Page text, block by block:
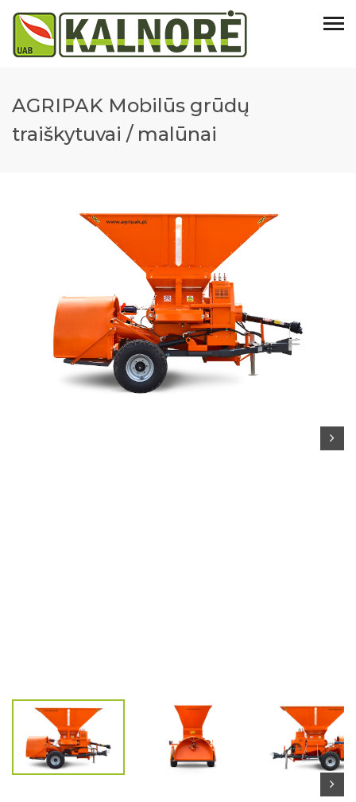
AGRIPAK Mobilūs grūdų
traiškytuvai / malūnai